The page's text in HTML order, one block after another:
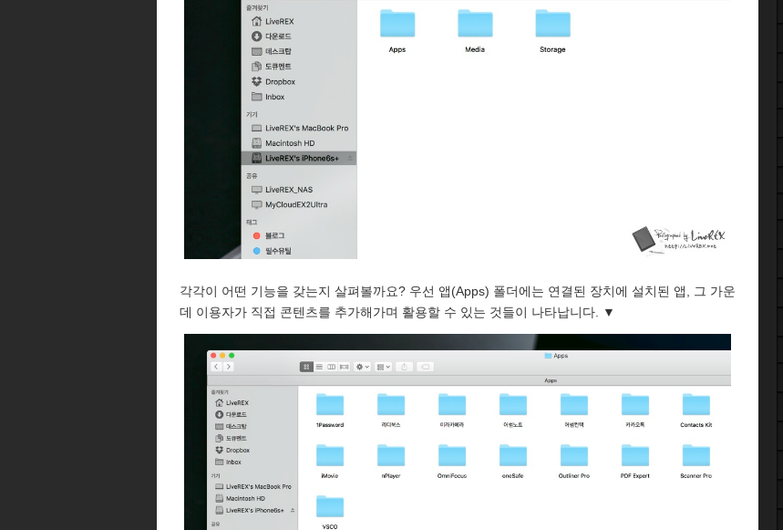
각각이 어떤 기능을 갖는지 살펴볼까요? 우선 앱(Apps) 폴더에는 연결된 장치에 설치된 앱, 그 가운
데 이용자가 직접 콘텐츠를 추가해가며 활용할 수 있는 것들이 나타납니다. ▼